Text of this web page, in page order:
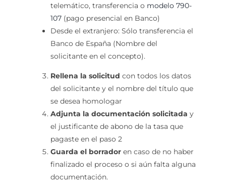
telemático, transferencia o modelo 790-
107(pago presencial en Banco)
Desde el extranjero: Sólo transferencia el
Banco de España (Nombre del
solicitante en el concepto).
Rellena la solicitud con todos los datos
del solicitante y el nombre del título que
se desea homologar
Adjunta la documentación solicitada y
el justificante de abono de la tasa que
pagaste en el paso 2
Guarda el borradoren caso de no haber
finalizado el proceso o si aún falta alguna
documentación.